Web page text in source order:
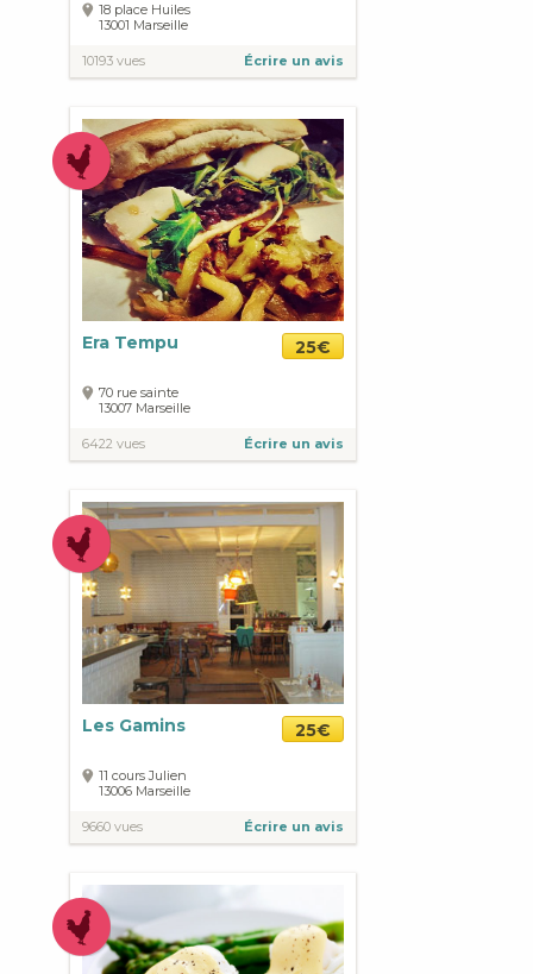
18 place Huiles
13001 Marseille
10193 vues Écrire un avis
Era Tempu 25€
70 rue sainte
13007 Marseille
6422 vues Écrire un avis
Les Gamins 25€
11 cours Julien
13006 Marseille
9660 vues Écrire un avis